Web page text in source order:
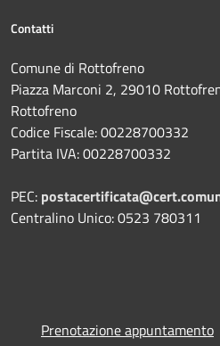
Contatti
Comune di Rottofreno
Piazza Marconi 2, 29010
Rottofreno
Codice Fiscale: 00228700332
Partita IVA: 00228700332
PEC:
Centralino Unico: 0523 780311
Prenotazione appuntamento